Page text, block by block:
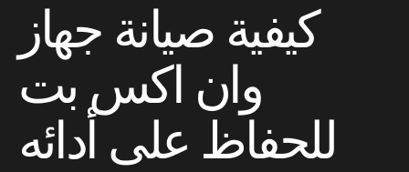
كيفية صيانة جهاز
وان اكس بت
للحفاظ على أدائه